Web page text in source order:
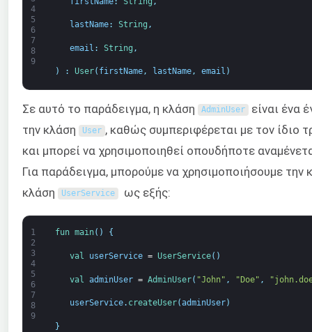
4
5
6
7
8
9
lastName: String ,
email : String ,
) : User( firstName, lastName, email )
Σε αυτό το παράδειγμα, η κλάση AdminUser είναι ένα
την κλάση
User , καθώς συμπεριφέρεται με τον ίδιο
και μπορεί να χρησιμοποιηθεί οπουδήποτε
Για παράδειγμα, μπορούμε να χρησιμοποιήσουμε την
κλάση
UserService ως εξής:
1
2
3
4
5
6
7
8
9
fun main( ) {
val userService = UserService( )
val adminUser = AdminUser( "John" , "Doe" ,
userService. createUser(adminUser)
}